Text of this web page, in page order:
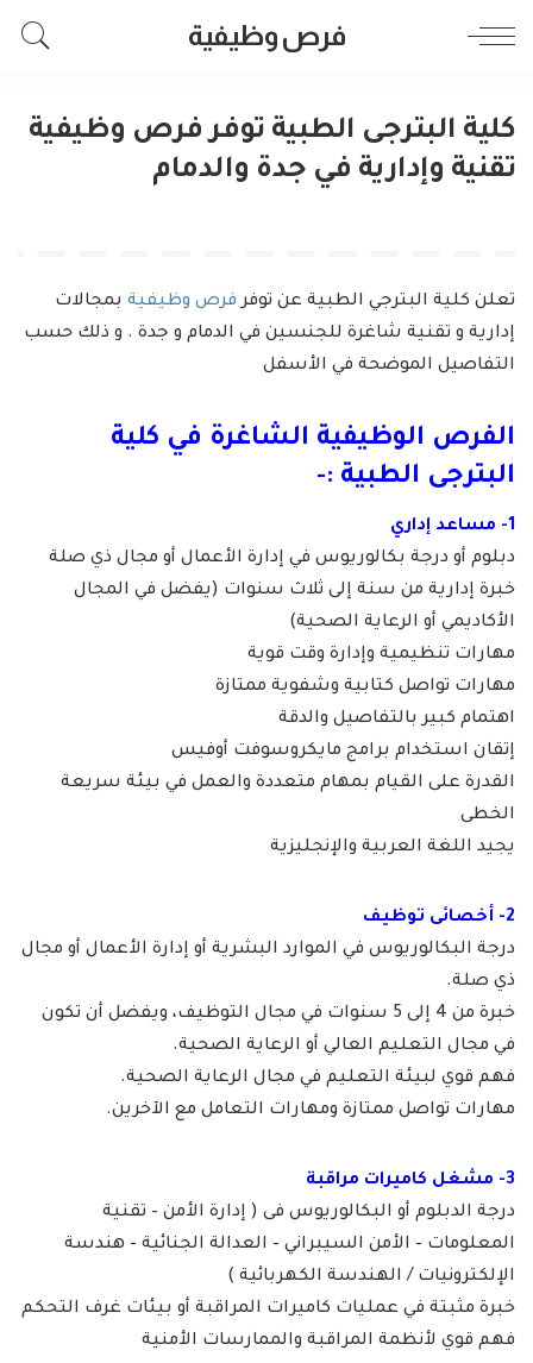
فرص وظيفية
كلية البترجى الطبية توفر فرص وظيفية
تقنية وإدارية في جدة والدمام
تعلن كلية البترجي الطبية عن توفرفرص وظيفية بمجالات
إدارية و تقنية شاغرة للجنسين في الدمام و جدة . و ذلك حسب
التفاصيل الموضحة في الأسفل
الفرص الوظيفية الشاغرة في كلية
البترجى الطبية :-
1- مساعد إداري
دبلوم أو درجة بكالوريوس في إدارة الأعمال أو مجال ذي صلة
خبرة إدارية من سنة إلى ثلاث سنوات (يفضل في المجال
الأكاديمي أو الرعاية الصحية)
مهارات تنظيمية وإدارة وقت قوية
مهارات تواصل كتابية وشفوية ممتازة
اهتمام كبير بالتفاصيل والدقة
إتقان استخدام برامج مايكروسوفت أوفيس
القدرة على القيام بمهام متعددة والعمل في بيئة سريعة
الخطى
يجيد اللغة العربية والإنجليزية
2- أخصائى توظيف
درجة البكالوريوس في الموارد البشرية أو إدارة الأعمال أو مجال
ذي صلة.
خبرة من 4 إلى 5 سنوات في مجال التوظيف، ويفضل أن تكون
في مجال التعليم العالي أو الرعاية الصحية.
فهم قوي لبيئة التعليم في مجال الرعاية الصحية.
مهارات تواصل ممتازة ومهارات التعامل مع الآخرين.
3- مشغل كاميرات مراقبة
درجة الدبلوم أو البكالوريوس فى ( إدارة الأمن – تقنية
المعلومات – الأمن السيبراني – العدالة الجنائية – هندسة
الإلكترونيات / الهندسة الكهربائية )
خبرة مثبتة في عمليات كاميرات المراقبة أو بيئات غرف التحكم
فهم قوي لأنظمة المراقبة والممارسات الأمنية